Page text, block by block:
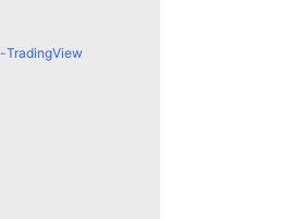
עקוב אחר כל השווקים ב-TradingView